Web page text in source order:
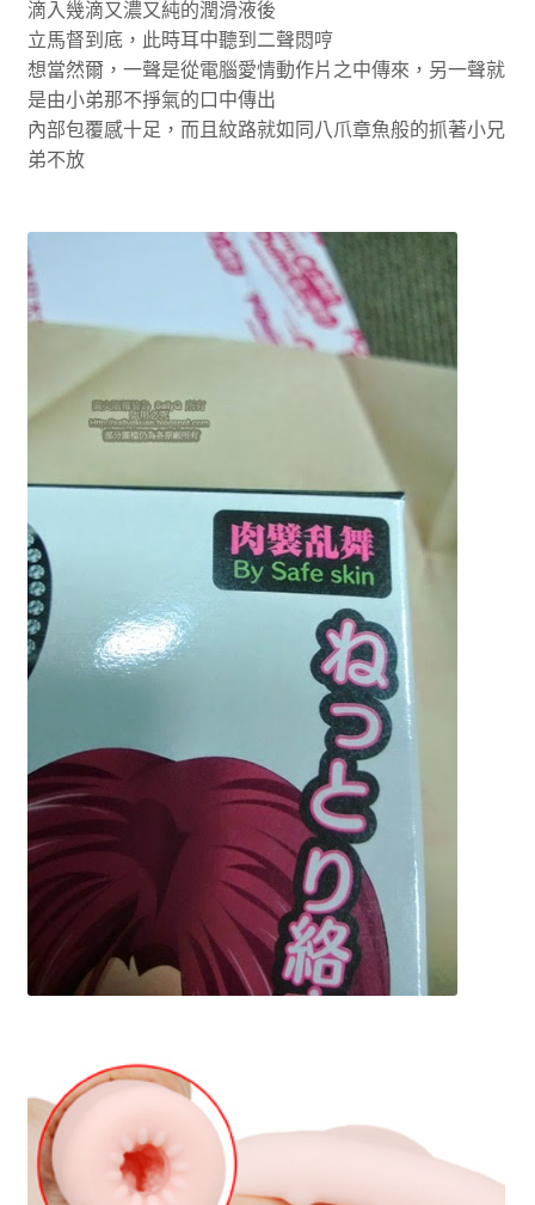
滴入幾滴又濃又純的潤滑液後
立馬督到底，此時耳中聽到二聲悶哼
想當然爾，一聲是從電腦愛情動作片之中傳來，另一聲就
是由小弟那不掙氣的口中傳出
內部包覆感十足，而且紋路就如同八爪章魚般的抓著小兄
弟不放